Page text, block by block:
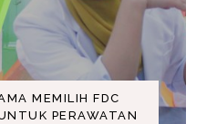
MEMILIH FDC
PERAWATAN